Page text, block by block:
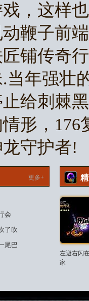
，这样
鞭子前
铺传奇
当年强壮
给刺棘
形，
守护者!
更多+
会
了吹
尾巴
左避右闪
家